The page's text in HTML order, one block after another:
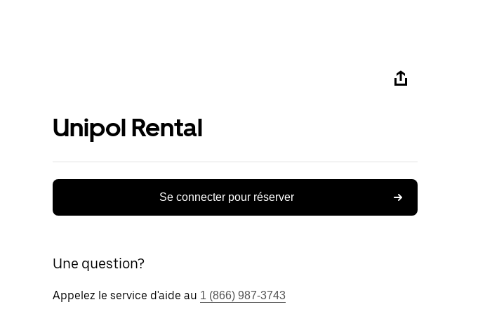
Unipol Rental
Se connecter pour réserver
Une question?
Appelez le service d'aide au 1 (866) 987-3743